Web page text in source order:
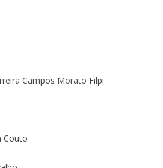
Campos Morato Filpi
Couto